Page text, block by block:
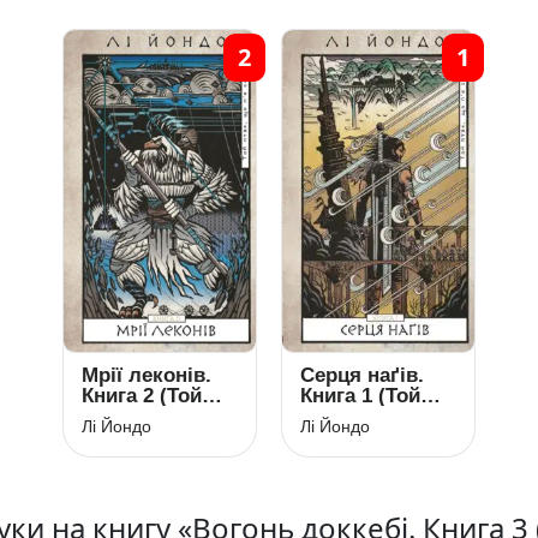
Мрії леконів.
Книга 2 (Той
птах, що п’є
сльози)
Лі Йондо
2
Серця наґів.
Книга 1 (Той
птах, що п’є
сльози)
Лі Йондо
1
на книгу «Вогонь доккебі. Книга 3